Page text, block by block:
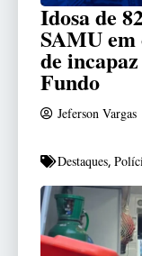
Idosa de
SAMU em
de
Fundo
Jeferson Vargas
Destaques,